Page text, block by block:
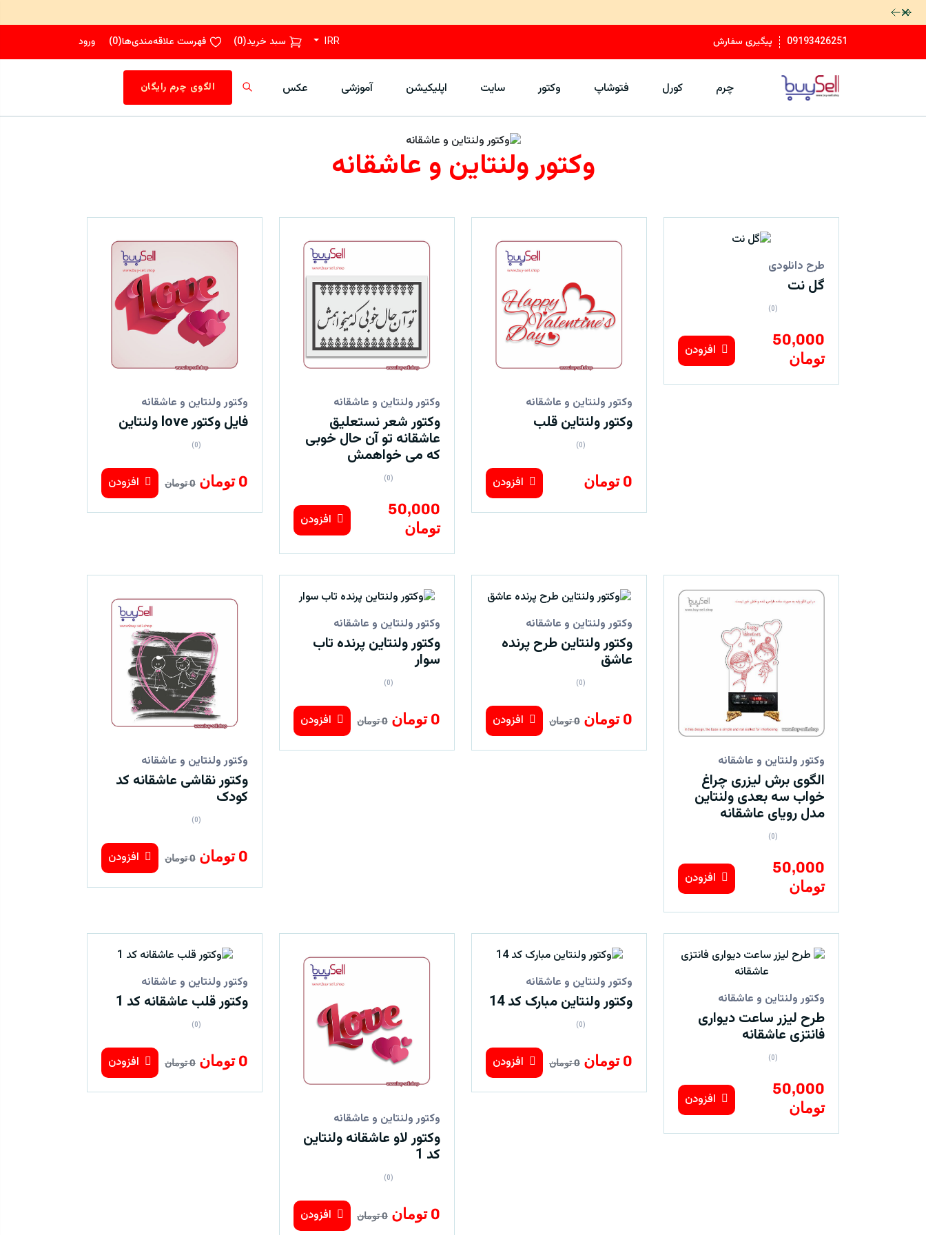
رد کردن
09193426251 پیگیری سفارش IRR سبد خرید(
0
) فهرست علاقه‌مندی‌ها(
0
) ورود
چرم کورل فتوشاپ وکتور سایت اپلیکیشن آموزشی عکس الگوی چرم رایگان
وکتور ولنتاین و عاشقانه
طرح دانلودی
گل نت
(0)
50,000
تومان
افزودن
وکتور ولنتاین و عاشقانه
وکتور ولنتاین قلب
(0)
0 تومان افزودن
وکتور ولنتاین و عاشقانه
وکتور شعر نستعلیق
عاشقانه تو آن حال خوبی
که می خواهمش
(0)
50,000
تومان
افزودن
وکتور ولنتاین و عاشقانه
فایل وکتور love ولنتاین
(0)
0 تومان 0 تومان افزودن
وکتور ولنتاین و عاشقانه
الگوی برش لیزری چراغ
خواب سه بعدی ولنتاین
مدل رویای عاشقانه
(0)
50,000
تومان
افزودن
وکتور ولنتاین و عاشقانه
وکتور ولنتاین طرح پرنده
عاشق
(0)
0 تومان 0 تومان افزودن
وکتور ولنتاین و عاشقانه
وکتور ولنتاین پرنده تاب
سوار
(0)
0 تومان 0 تومان افزودن
وکتور ولنتاین و عاشقانه
وکتور نقاشی عاشقانه کد
کودک
(0)
0 تومان 0 تومان افزودن
وکتور ولنتاین و عاشقانه
طرح لیزر ساعت دیواری
فانتزی عاشقانه
(0)
50,000
تومان
افزودن
وکتور ولنتاین و عاشقانه
وکتور ولنتاین مبارک کد 14
(0)
0 تومان 0 تومان افزودن
وکتور ولنتاین و عاشقانه
وکتور لاو عاشقانه ولنتاین
کد 1
(0)
0 تومان 0 تومان افزودن
وکتور ولنتاین و عاشقانه
وکتور قلب عاشقانه کد 1
(0)
0 تومان 0 تومان افزودن